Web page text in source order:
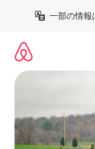
一部の情報